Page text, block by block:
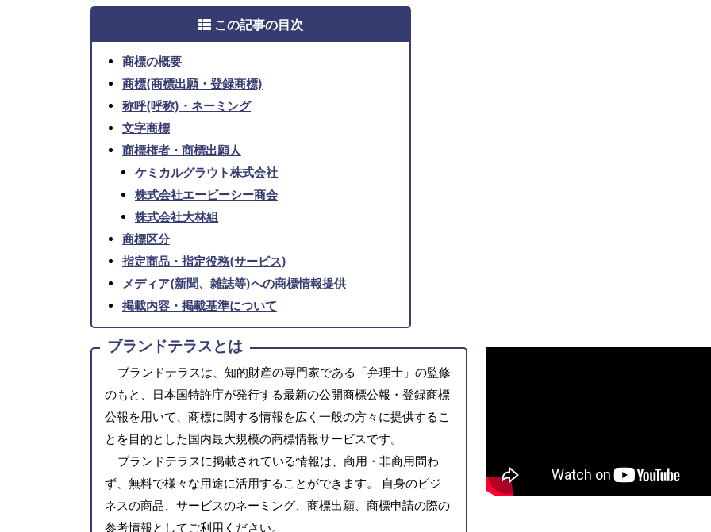
この記事の目次
商標の概要
商標(商標出願・登録商標)
称呼(呼称)・ネーミング
文字商標
商標権者・商標出願人
ケミカルグラウト株式会社
株式会社エービーシー商会
株式会社大林組
商標区分
指定商品・指定役務(サービス)
メディア(新聞、雑誌等)への商標情報提供
掲載内容・掲載基準について
ブランドテラスとは
ブランドテラスは、知的財産の専門家である「弁理士」の監修
のもと、日本国特許庁が発行する最新の公開商標公報・登録商標
公報を用いて、商標に関する情報を広く一般の方々に提供するこ
とを目的とした国内最大規模の商標情報サービスです。
ブランドテラスに掲載されている情報は、商用・非商用問わ
ず、無料で様々な用途に活用することができます。 自身のビジ
ネスの商品、サービスのネーミング、商標出願、商標申請の際の
参考情報としてご利用ください。